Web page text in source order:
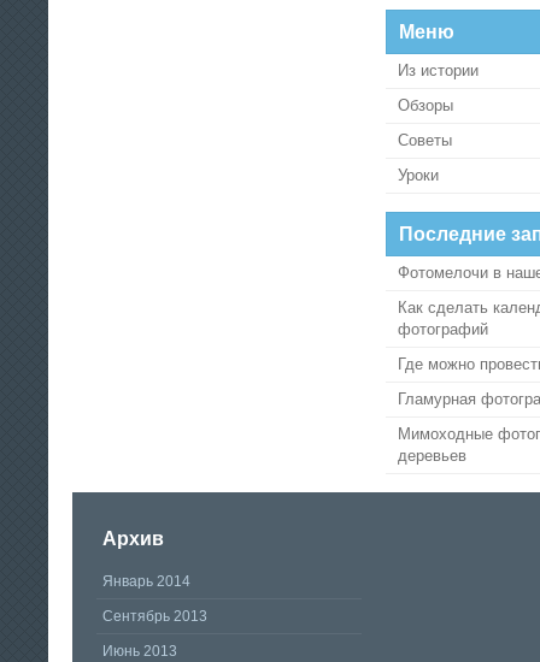
Меню
Из истории
Обзоры
Советы
Уроки
Последние
Фотомелочи в
Как сделать
фотографий
Где можно
Гламурная
Мимоходные
деревьев
Архив
Январь 2014
Сентябрь 2013
Июнь 2013